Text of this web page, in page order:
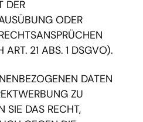
DER
ODER
21 ABS. 1 DSGVO).
DATEN
ZU
SIE DAS RECHT,